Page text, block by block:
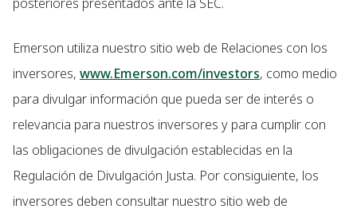
Emerson utiliza nuestro sitio web de Relaciones con los
inversores, www.Emerson.com/investors, como medio
para divulgar información que pueda ser de interés o
relevancia para nuestros inversores y para cumplir con
las obligaciones de divulgación establecidas en la
Regulación de Divulgación Justa. Por consiguiente, los
inversores deben consultar nuestro sitio web de